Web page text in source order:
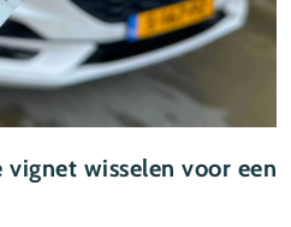
wisselen voor een